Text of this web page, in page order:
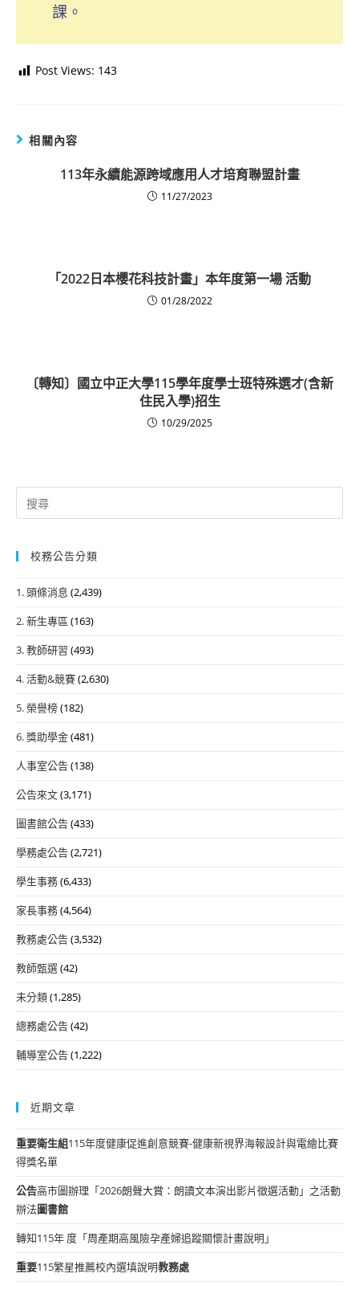
課。
Post Views: 143
相關內容
113年永續能源跨域應用人才培育聯盟計畫
11/27/2023
「2022日本櫻花科技計畫」本年度第一場 活動
01/28/2022
〔轉知〕國立中正大學115學年度學士班特殊選才(含新
住民入學)招生
10/29/2025
Search
for:
校務公告分類
1. 頭條消息 (2,439)
2. 新生專區 (163)
3. 教師研習 (493)
4. 活動&競賽(2,630)
5. 榮譽榜(182)
6. 獎助學金(481)
人事室公告(138)
公告來文(3,171)
圖書館公告(433)
學務處公告(2,721)
學生事務(6,433)
家長事務(4,564)
教務處公告(3,532)
教師甄選(42)
未分類(1,285)
總務處公告(42)
輔導室公告(1,222)
近期文章
重要衛生組115年度健康促進創意競賽-健康新視界海報設計與電繪比賽
得獎名單
公告高市圖辦理「2026朗聲大賞：朗讀文本演出影片徵選活動」之活動
辦法圖書館
轉知115年 度「周產期高風險孕產婦追蹤關懷計畫說明」
重要115繁星推薦校內選填說明教務處